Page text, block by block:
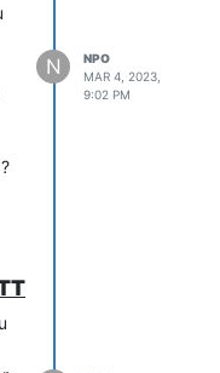
N
NPO
MAR 4, 2023,
9:02 PM